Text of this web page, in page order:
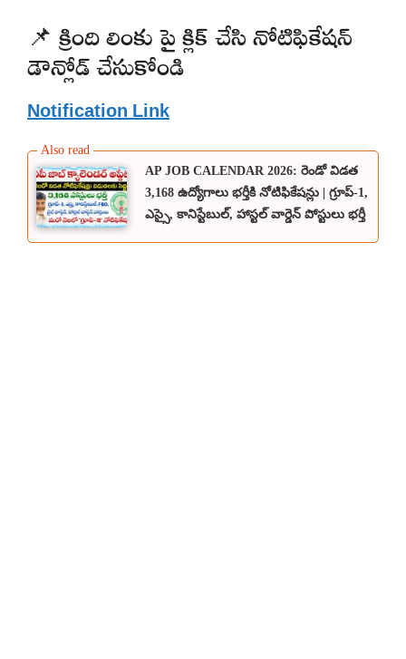
📌 క్రింది లింకు పై క్లిక్ చేసి నోటిఫికేషన్
డౌన్లోడ్ చేసుకోండి
Notification Link
AP JOB CALENDAR 2026: రెండో విడత
3,168 ఉద్యోగాలు భర్తీకి నోటిఫికేషన్లు | గ్రూప్-1,
ఎస్సై, కానిస్టేబుల్, హాస్టల్ వార్డెన్ పోస్టులు భర్తీ